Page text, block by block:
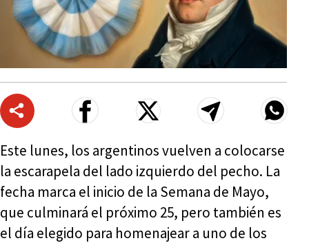
Este lunes, los argentinos vuelven a colocarse
la escarapela del lado izquierdo del pecho. La
fecha marca el inicio de la Semana de Mayo,
que culminará el próximo 25, pero también es
el día elegido para homenajear a uno de los